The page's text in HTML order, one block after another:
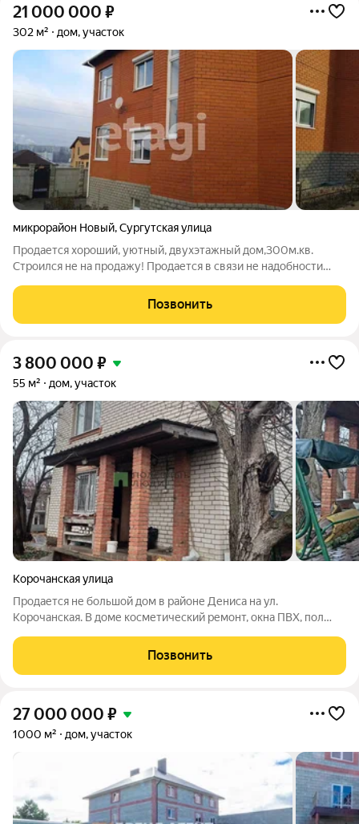
21 000 000 ₽
302 м² дом, участок
микрорайон Новый,Сургутская улица
Продается хороший, уютный, двухэтажный дом,300м.кв.
Строился не на продажу! Продается в связи не надобности
этажами, под всем домом цокольный этаж высота потолков
3,2м крыша метала черепица,
Позвонить
3 800 000 ₽
55 м² дом, участок
Корочанская улица
Продается не большой дом в районе Дениса на ул.
Корочанская. В доме косметический ремонт, окна ПВХ, пол
установлен новый двухконтурный котел. Входная
металлическая дверь. Участок ровный, земля
Позвонить
27 000 000 ₽
1000 м² дом, участок